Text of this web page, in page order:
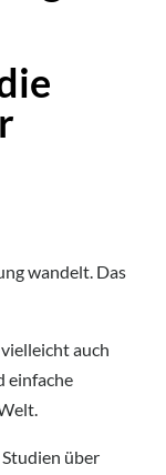
wandelt. Das
auch
einfache
Studien über